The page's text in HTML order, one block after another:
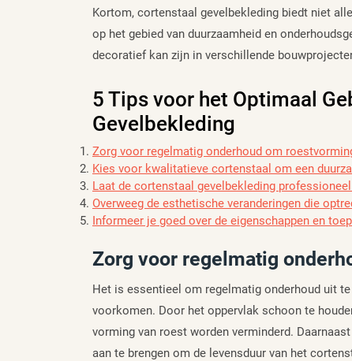
Kortom, cortenstaal gevelbekleding biedt niet
op het gebied van duurzaamheid en
decoratief kan zijn in verschillende
5 Tips voor het Optimaal
Gevelbekleding
Zorg voor regelmatig onderhoud om
Kies voor kwalitatieve cortenstaal om een
Laat de cortenstaal gevelbekleding
Overweeg de esthetische veranderingen die
Informeer je goed over de eigenschappen en
Zorg voor regelmatig
Het is essentieel om regelmatig onderhoud uit
voorkomen. Door het oppervlak schoon te
vorming van roest worden verminderd.
aan te brengen om de levensduur van het